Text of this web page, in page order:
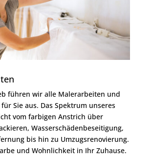
führen wir alle Malerarbeiten und
Sie aus. Das Spektrum unseres
vom farbigen Anstrich über
Wasserschädenbeseitigung,
bis hin zu Umzugsrenovierung.
und Wohnlichkeit in Ihr Zuhause.